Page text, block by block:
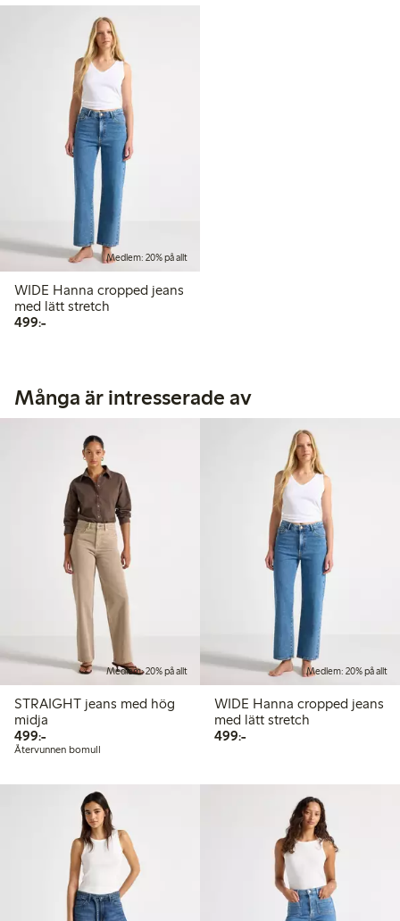
Medlem: 20% på allt
WIDE Hanna cropped jeans
med lätt stretch
499:-499,00 kr
Många är intresserade av
Medlem: 20% på allt
STRAIGHT jeans med hög
midja
499:-499,00 kr
Återvunnen bomull
Medlem: 20% på allt
WIDE Hanna cropped jeans
med lätt stretch
499:-499,00 kr